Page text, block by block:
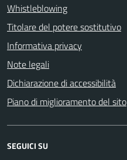
Whistleblowing
Titolare del potere sostitutivo
Informativa privacy
Note legali
Dichiarazione di accessibilità
Piano di miglioramento del sito
SEGUICI SU